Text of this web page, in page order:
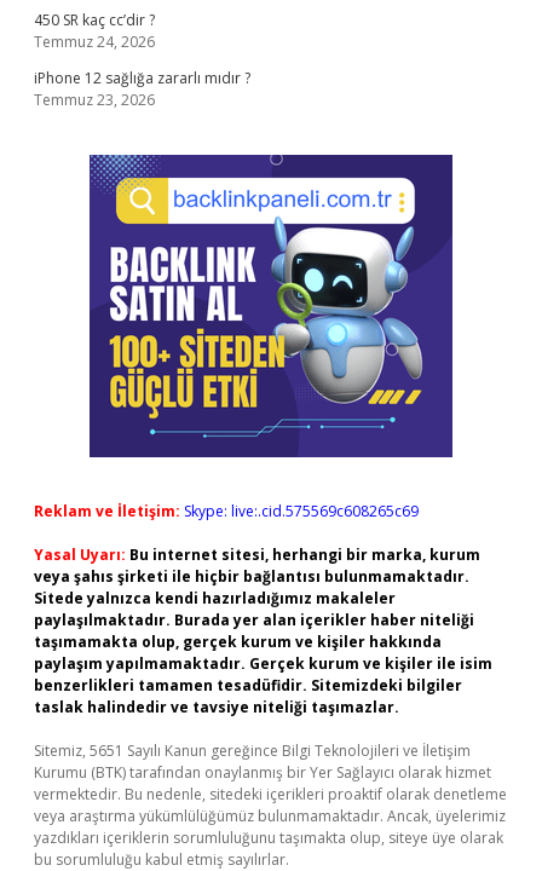
450 SR kaç cc’dir ?
Temmuz 24, 2026
iPhone 12 sağlığa zararlı mıdır ?
Temmuz 23, 2026
Reklam ve İletişim: Skype: live:.cid.575569c608265c69
Yasal Uyarı: Bu internet sitesi, herhangi bir marka, kurum
veya şahıs şirketi ile hiçbir bağlantısı bulunmamaktadır.
Sitede yalnızca kendi hazırladığımız makaleler
paylaşılmaktadır. Burada yer alan içerikler haber niteliği
taşımamakta olup, gerçek kurum ve kişiler hakkında
paylaşım yapılmamaktadır. Gerçek kurum ve kişiler ile isim
benzerlikleri tamamen tesadüfidir. Sitemizdeki bilgiler
taslak halindedir ve tavsiye niteliği taşımazlar.
Sitemiz, 5651 Sayılı Kanun gereğince Bilgi Teknolojileri ve İletişim
Kurumu (BTK) tarafından onaylanmış bir Yer Sağlayıcı olarak hizmet
vermektedir. Bu nedenle, sitedeki içerikleri proaktif olarak denetleme
veya araştırma yükümlülüğümüz bulunmamaktadır. Ancak, üyelerimiz
yazdıkları içeriklerin sorumluluğunu taşımakta olup, siteye üye olarak
bu sorumluluğu kabul etmiş sayılırlar.